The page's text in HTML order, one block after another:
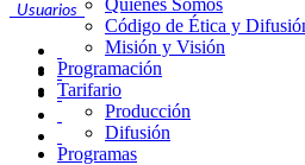
Usuarios
Quiénes Somos
Código de Ética y
Misión y Visión
Programación
Tarifario
Producción
Difusión
Programas